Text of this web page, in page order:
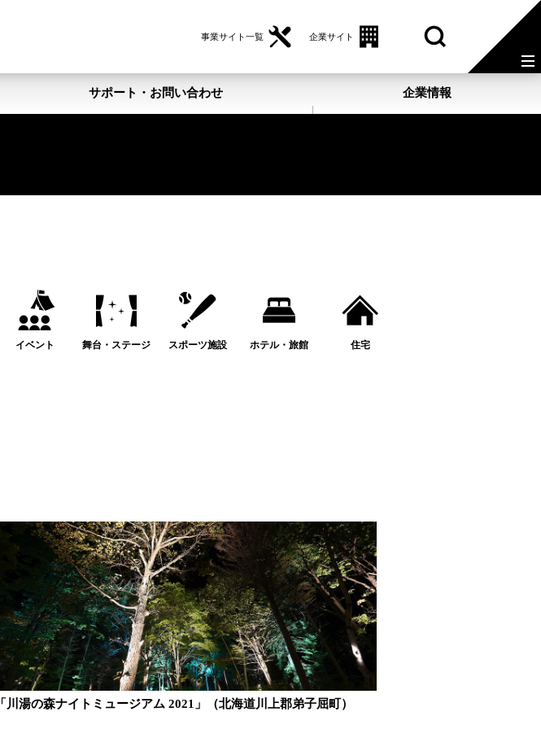
事業サイト一覧 企業サイト
サポート・お問い合わせ 企業情報
イベント 舞台・ステージ スポーツ施設 ホテル・旅館 住宅
「川湯の森ナイトミュージアム 2021」（北海道川上郡弟子屈町）